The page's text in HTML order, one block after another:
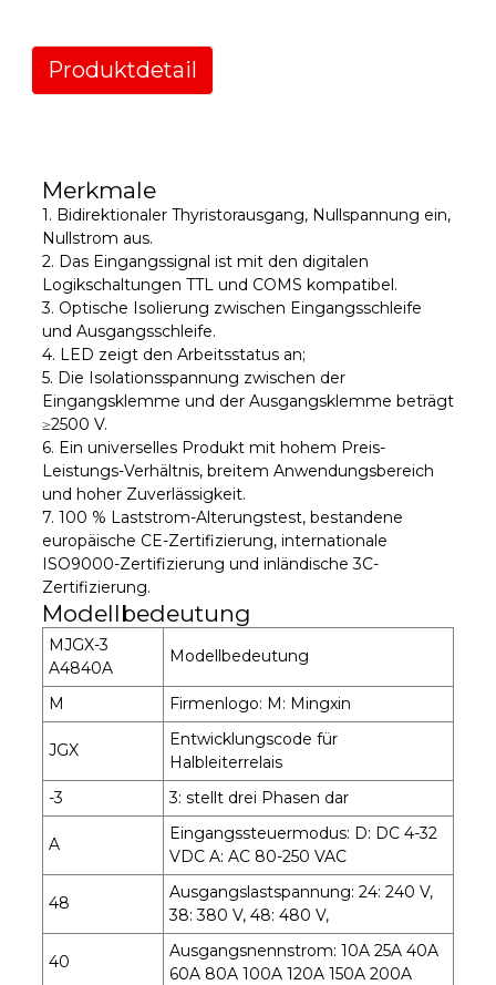
Produktdetail
Merkmale
1. Bidirektionaler Thyristorausgang, Nullspannung ein,
Nullstrom aus.
2. Das Eingangssignal ist mit den digitalen
Logikschaltungen TTL und COMS kompatibel.
3. Optische Isolierung zwischen Eingangsschleife
und Ausgangsschleife.
4. LED zeigt den Arbeitsstatus an;
5. Die Isolationsspannung zwischen der
Eingangsklemme und der Ausgangsklemme beträgt
≥2500 V.
6. Ein universelles Produkt mit hohem Preis-
Leistungs-Verhältnis, breitem Anwendungsbereich
und hoher Zuverlässigkeit.
7. 100 % Laststrom-Alterungstest, bestandene
europäische CE-Zertifizierung, internationale
ISO9000-Zertifizierung und inländische 3C-
Zertifizierung.
Modellbedeutung
MJGX-3
A4840A
Modellbedeutung
M Firmenlogo: M: Mingxin
JGX
Entwicklungscode für
Halbleiterrelais
-3
3: stellt drei Phasen dar
A
Eingangssteuermodus: D: DC 4-32
VDC A: AC 80-250 VAC
48
Ausgangslastspannung: 24: 240 V,
38: 380 V, 48: 480 V,
40
Ausgangsnennstrom: 10A 25A 40A
60A 80A 100A 120A 150A 200A